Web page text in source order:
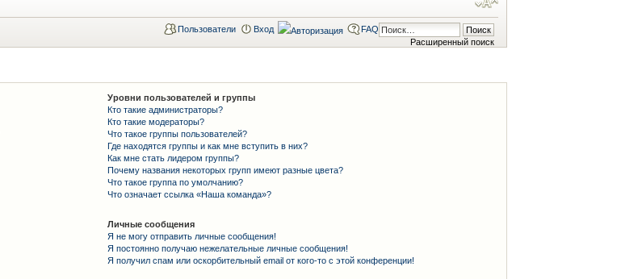
Расширенный поиск
Пользователи Вход FAQ
Уровни пользователей и группы
Кто такие администраторы?
Кто такие модераторы?
Что такое группы пользователей?
Где находятся группы и как мне вступить в них?
Как мне стать лидером группы?
Почему названия некоторых групп имеют разные цвета?
Что такое группа по умолчанию?
Что означает ссылка «Наша команда»?
Личные сообщения
Я не могу отправить личные сообщения!
Я постоянно получаю нежелательные личные сообщения!
Я получил спам или оскорбительный email от кого-то с этой конференции!